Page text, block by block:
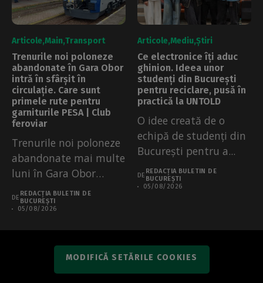
Articole Main Transport
Trenurile noi poloneze
abandonate în Gara Obor
intră în sfârșit în
circulație. Care sunt
primele rute pentru
garniturile PESA | Club
feroviar
Trenurile noi poloneze
abandonate mai multe
luni în Gara Obor
pentru că...
DE REDACȚIA BULETIN DE
BUCUREȘTI
05/08/2026
Articole Mediu Știri
Ce electronice îți aduc
ghinion. Ideea unor
studenți din București
pentru reciclare, pusă în
practică la UNTOLD
O idee creată de o
echipă de studenți din
București pentru a...
DE REDACȚIA BULETIN DE
BUCUREȘTI
05/08/2026
MODIFICĂ SETĂRILE COOKIES